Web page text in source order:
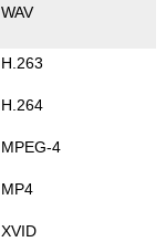
WAV
H.263
H.264
MPEG-4
MP4
XVID